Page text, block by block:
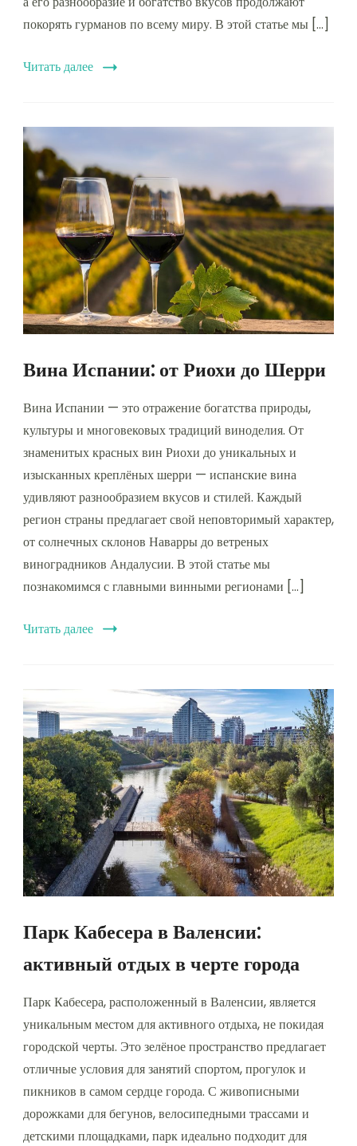
покорять гурманов по всему миру. В этой статье мы […]
Читать далее
Вина Испании: от Риохи до Шерри
Вина Испании — это отражение богатства природы,
культуры и многовековых традиций виноделия. От
знаменитых красных вин Риохи до уникальных и
изысканных креплёных шерри — испанские вина
удивляют разнообразием вкусов и стилей. Каждый
регион страны предлагает свой неповторимый характер,
от солнечных склонов Наварры до ветреных
виноградников Андалусии. В этой статье мы
познакомимся с главными винными регионами […]
Читать далее
Парк Кабесера в Валенсии:
активный отдых в черте города
Парк Кабесера, расположенный в Валенсии, является
уникальным местом для активного отдыха, не покидая
городской черты. Это зелёное пространство предлагает
отличные условия для занятий спортом, прогулок и
пикников в самом сердце города. С живописными
дорожками для бегунов, велосипедными трассами и
детскими площадками, парк идеально подходит для